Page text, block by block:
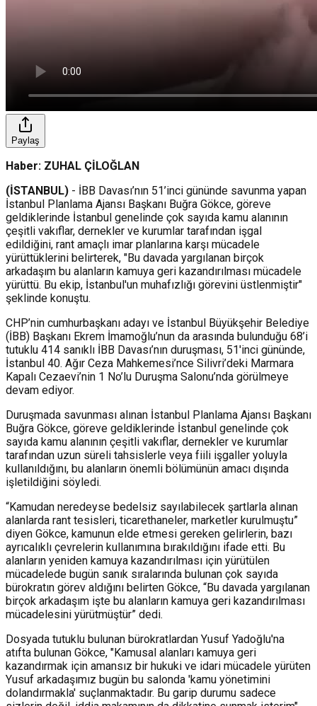
Paylaş
Haber: ZUHAL ÇİLOĞLAN
(İSTANBUL) - İBB Davası’nın 51’inci gününde savunma yapan
İstanbul Planlama Ajansı Başkanı Buğra Gökce, göreve
geldiklerinde İstanbul genelinde çok sayıda kamu alanının
çeşitli vakıflar, dernekler ve kurumlar tarafından işgal
edildiğini, rant amaçlı imar planlarına karşı mücadele
yürüttüklerini belirterek, "Bu davada yargılanan birçok
arkadaşım bu alanların kamuya geri kazandırılması mücadele
yürüttü. Bu ekip, İstanbul'un muhafızlığı görevini üstlenmiştir"
şeklinde konuştu.
CHP’nin cumhurbaşkanı adayı ve İstanbul Büyükşehir Belediye
(İBB) Başkanı Ekrem İmamoğlu’nun da arasında bulunduğu 68’i
tutuklu 414 sanıklı İBB Davası’nın duruşması, 51'inci gününde,
İstanbul 40. Ağır Ceza Mahkemesi’nce Silivri’deki Marmara
Kapalı Cezaevi’nin 1 No’lu Duruşma Salonu’nda görülmeye
devam ediyor.
Duruşmada savunması alınan İstanbul Planlama Ajansı Başkanı
Buğra Gökce, göreve geldiklerinde İstanbul genelinde çok
sayıda kamu alanının çeşitli vakıflar, dernekler ve kurumlar
tarafından uzun süreli tahsislerle veya fiili işgaller yoluyla
kullanıldığını, bu alanların önemli bölümünün amacı dışında
işletildiğini söyledi.
“Kamudan neredeyse bedelsiz sayılabilecek şartlarla alınan
alanlarda rant tesisleri, ticarethaneler, marketler kurulmuştu”
diyen Gökce, kamunun elde etmesi gereken gelirlerin, bazı
ayrıcalıklı çevrelerin kullanımına bırakıldığını ifade etti. Bu
alanların yeniden kamuya kazandırılması için yürütülen
mücadelede bugün sanık sıralarında bulunan çok sayıda
bürokratın görev aldığını belirten Gökce, “Bu davada yargılanan
birçok arkadaşım işte bu alanların kamuya geri kazandırılması
mücadelesini yürütmüştür” dedi.
Dosyada tutuklu bulunan bürokratlardan Yusuf Yadoğlu'na
atıfta bulunan Gökce, "Kamusal alanları kamuya geri
kazandırmak için amansız bir hukuki ve idari mücadele yürüten
Yusuf arkadaşımız bugün bu salonda 'kamu yönetimini
dolandırmakla' suçlanmaktadır. Bu garip durumu sadece